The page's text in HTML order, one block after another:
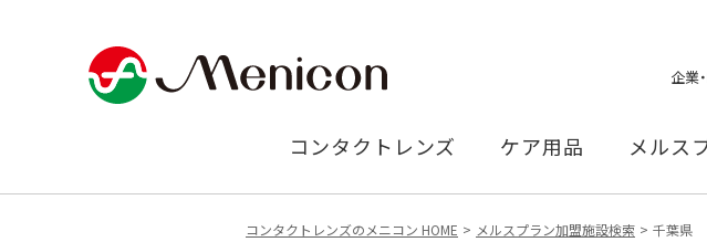
企業
コンタクトレンズ ケア用品 メルス
コンタクトレンズのメニコン HOME メルスプラン加盟施設検索 千葉県